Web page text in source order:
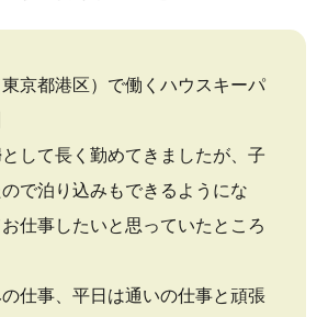
東京都港区）で働くハウスキーパ
して長く勤めてきましたが、子
で泊り込みもできるようにな
仕事したいと思っていたところ
仕事、平日は通いの仕事と頑張